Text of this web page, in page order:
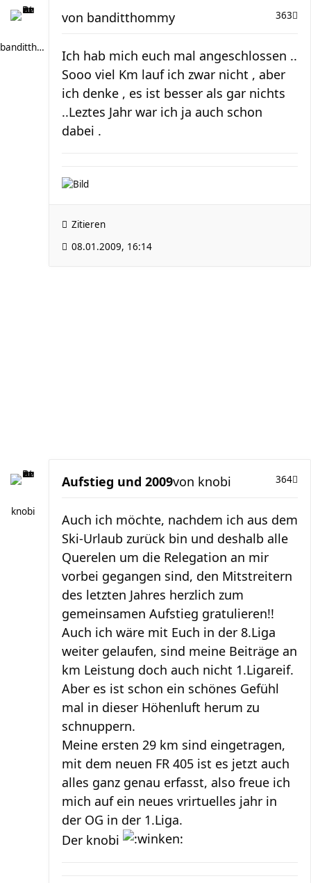
banditthommy
363
von banditthommy
Ich hab mich euch mal angeschlossen ..
Sooo viel Km lauf ich zwar nicht , aber
ich denke , es ist besser als gar nichts
..Leztes Jahr war ich ja auch schon
dabei .
Zitieren
08.01.2009, 16:14
knobi
Aufstieg und 2009 364
von knobi
Auch ich möchte, nachdem ich aus dem
Ski-Urlaub zurück bin und deshalb alle
Querelen um die Relegation an mir
vorbei gegangen sind, den Mitstreitern
des letzten Jahres herzlich zum
gemeinsamen Aufstieg gratulieren!!
Auch ich wäre mit Euch in der 8.Liga
weiter gelaufen, sind meine Beiträge an
km Leistung doch auch nicht 1.Ligareif.
Aber es ist schon ein schönes Gefühl
mal in dieser Höhenluft herum zu
schnuppern.
Meine ersten 29 km sind eingetragen,
mit dem neuen FR 405 ist es jetzt auch
alles ganz genau erfasst, also freue ich
mich auf ein neues vrirtuelles jahr in
der OG in der 1.Liga.
Der knobi